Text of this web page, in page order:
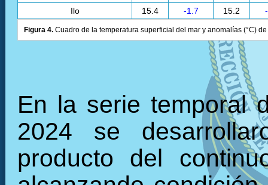
Ilo
15.4 -1.7 15.2
Figura 4. Cuadro de la temperatura superficial del mar y anomalías (°C)
En la serie temporal
2024 se
producto del